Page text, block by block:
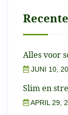
Alles voor
JUNI 10,
Slim en
APRIL 29,